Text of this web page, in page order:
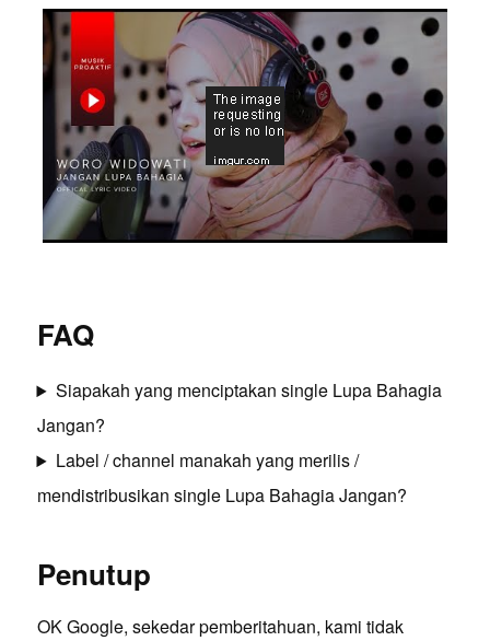
FAQ
Siapakah yang menciptakan single Lupa Bahagia
Jangan?
Label / channel manakah yang merilis /
mendistribusikan single Lupa Bahagia Jangan?
Penutup
OK Google, sekedar pemberitahuan, kami tidak